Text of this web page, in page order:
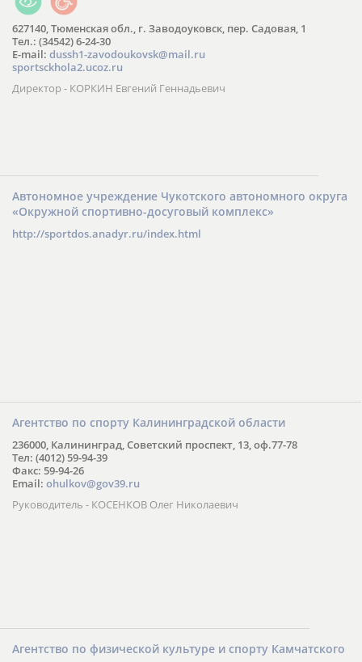
627140, Тюменская обл., г. Заводоуковск, пер. Садовая, 1
Тел.: (34542) 6-24-30
​E-mail: dussh1-zavodoukovsk@mail.ru
sportsckhola2.ucoz.ru
Директор - КОРКИН Евгений Геннадьевич
Автономное учреждение Чукотского автономного округа
«Окружной спортивно-досуговый комплекс»
http://sportdos.anadyr.ru/index.html
Агентство по спорту Калининградской области
236000, Калининград, Советский проспект, 13, оф.77-78
Тел: (4012) 59-94-39
Факс: 59-94-26
Email: ohulkov@gov39.ru
Руководитель - КОСЕНКОВ Олег Николаевич
Агентство по физической культуре и спорту Камчатского